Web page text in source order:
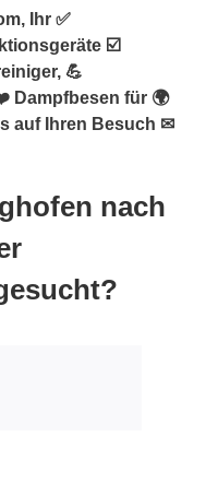
Ihr ✅
☑️
💪
Dampfbesen für 🌍
auf Ihren Besuch ✉
nach